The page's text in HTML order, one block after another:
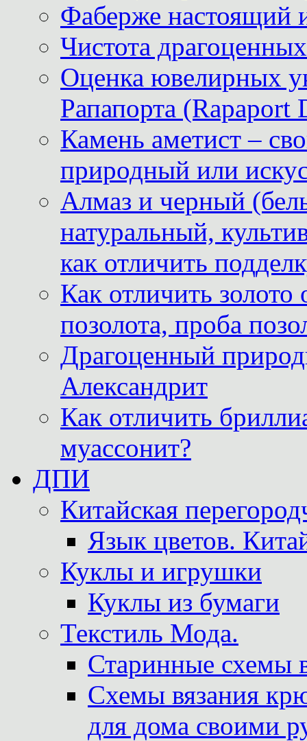
Фаберже настоящий
Чистота
Оценка ювелирных
Рапапорта (Rapaport
Камень аметист –
природный или
Алмаз и черный
натуральный,
как отличить
Как отличить
позолота, проба
Драгоценный
Александрит
Как отличить
муассонит?
ДПИ
Китайская
Язык цветов.
Куклы и игрушки
Куклы из бумаги
Текстиль Мода.
Старинные схемы
Схемы вязания
для дома своими